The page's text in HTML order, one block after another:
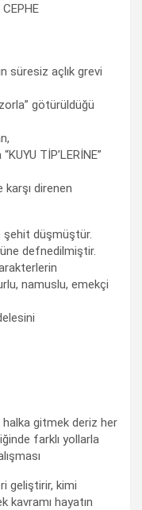
süresiz açlık grevi
götürüldüğü
TİP’LERİNE”
direnen
şehit düşmüştür.
defnedilmiştir.
namuslu, emekçi
gitmek deriz her
farklı yollarla
geliştirir, kimi
kavramı hayatın